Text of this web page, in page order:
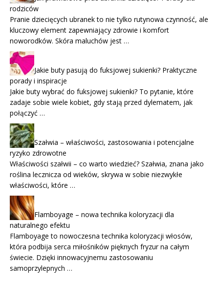
rodziców
Pranie dziecięcych ubranek to nie tylko rutynowa czynność, ale
kluczowy element zapewniający zdrowie i komfort
noworodków. Skóra maluchów jest …
Jakie buty pasują do fuksjowej sukienki? Praktyczne
porady i inspiracje
Jakie buty wybrać do fuksjowej sukienki? To pytanie, które
zadaje sobie wiele kobiet, gdy stają przed dylematem, jak
połączyć …
Szałwia – właściwości, zastosowania i potencjalne
ryzyko zdrowotne
Właściwości szałwii – co warto wiedzieć? Szałwia, znana jako
roślina lecznicza od wieków, skrywa w sobie niezwykłe
właściwości, które …
Flamboyage – nowa technika koloryzacji dla
naturalnego efektu
Flamboyage to nowoczesna technika koloryzacji włosów,
która podbija serca miłośników pięknych fryzur na całym
świecie. Dzięki innowacyjnemu zastosowaniu
samoprzylepnych …